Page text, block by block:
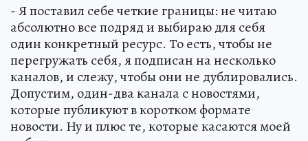
- Я поставил себе четкие границы: не читаю
абсолютно все подряд и выбираю для себя
один конкретный ресурс. То есть, чтобы не
перегружать себя, я подписан на несколько
каналов, и слежу, чтобы они не дублировались.
Допустим, один-два канала с новостями,
которые публикуют в коротком формате
новости. Ну и плюс те, которые касаются моей